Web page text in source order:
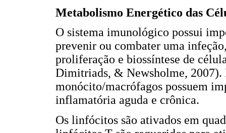
Metabolismo Energético das
O sistema imunológico possui
prevenir ou combater uma
proliferação e biossíntese de
Dimitriads, & Newsholme,
monócito/macrófagos possuem
inflamatória aguda e crônica.
Os linfócitos são ativados em